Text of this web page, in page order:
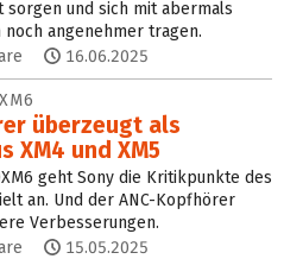
sorgen und sich mit abermals
noch angenehmer tragen.
16.06.2025
überzeugt als
XM4 und XM5
geht Sony die Kritikpunkte des
an. Und der ANC-Kopfhörer
Verbesserungen.
15.05.2025